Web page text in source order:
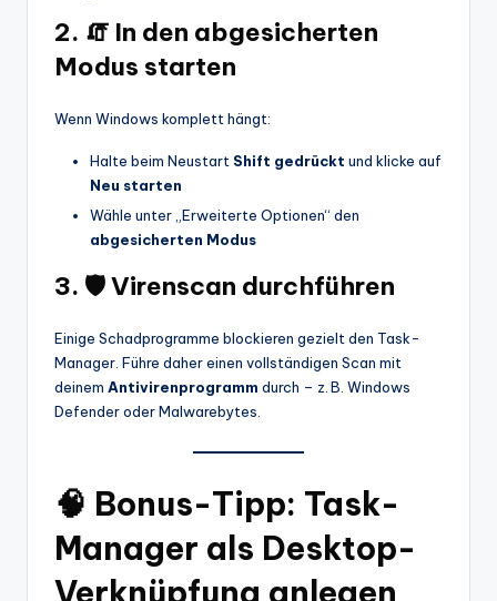
2. 🧯 In den abgesicherten
Modus starten
Wenn Windows komplett hängt:
Halte beim Neustart Shift gedrückt und klicke auf
Neu starten
Wähle unter „Erweiterte Optionen“ den
abgesicherten Modus
3. 🛡️ Virenscan durchführen
Einige Schadprogramme blockieren gezielt den Task-
Manager. Führe daher einen vollständigen Scan mit
deinem Antivirenprogramm durch – z. B. Windows
Defender oder Malwarebytes.
🧠 Bonus-Tipp: Task-
Manager als Desktop-
Verknüpfung anlegen